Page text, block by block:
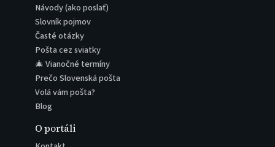
Návody (ako poslať)
Slovník pojmov
Časté otázky
Pošta cez sviatky
🎄 Vianočné termíny
Prečo Slovenská pošta
Volá vám pošta?
Blog
O portáli